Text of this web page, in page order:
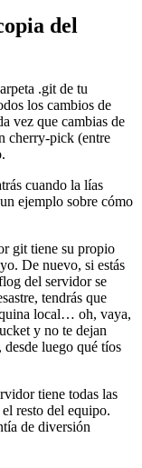
del
.git de tu
los cambios de
vez que cambias de
cherry-pick (entre
cuando la lías
ejemplo sobre cómo
git tiene su propio
De nuevo, si estás
del servidor se
tendrás que
local… oh, vaya,
y no te dejan
desde luego qué tíos
tiene todas las
resto del equipo.
de diversión